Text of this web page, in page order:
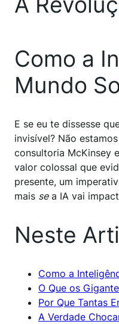
Como a
Mundo
E se eu te dissesse
invisível? Não
consultoria McKinsey
valor colossal que
presente, um
mais sea IA vai
Neste
Como a
O Que os
Por Que Tantas
A Verdade